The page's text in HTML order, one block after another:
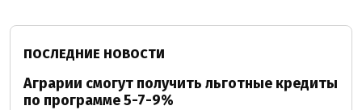
ПОСЛЕДНИЕ НОВОСТИ
Аграрии смогут получить льготные кредиты
по программе 5-7-9%